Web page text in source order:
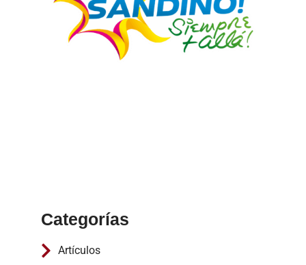
Categorías
Artículos